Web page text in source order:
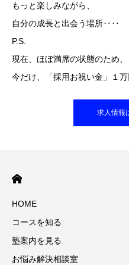
もっと楽しみながら、
自分の成長と出会う場所‥‥
P.S.
現在、ほぼ満席の状態のため、
今だけ、「採用お祝い金」１万
求人情報
HOME
コースを知る
塾案内を見る
お悩み解決相談室